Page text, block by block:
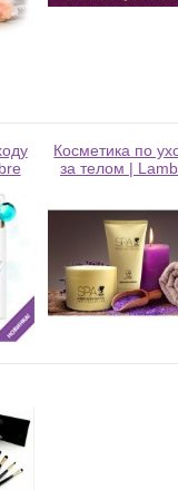
Косметика по
за телом |